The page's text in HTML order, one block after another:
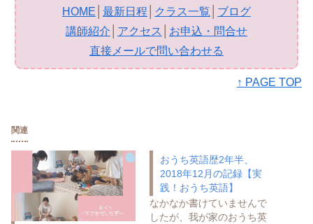
HOME 最新日程 クラス一覧
ブログ
講師紹介
アクセス
お申込・問合せ
直接メールで問い合わせる
↑ PAGE TOP
関連
おうち英語歴2年半、
2018年12月の記録【実
践！おうち英語】
なかなか書けていませんで
したが、我が家のおうち英